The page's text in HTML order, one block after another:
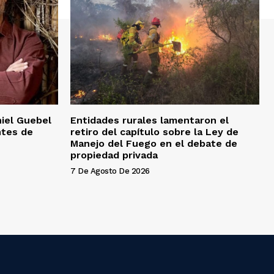
Guebel
de
Entidades rurales lamentaron el
retiro del capítulo sobre la Ley de
Manejo del Fuego en el debate de
propiedad privada
7 De Agosto De 2026